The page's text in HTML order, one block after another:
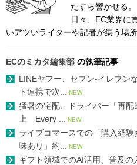
たすら響かせる。
日々、EC業界に
いアツいライターや記者が集う場所
ECのミカタ編集部 の執筆記事
LINEヤフー、セブン-イレブ
ト連携で次...
NEW!
猛暑の宅配、ドライバー「再
上 Every ...
NEW!
ライブコマースでの「購入経
味あり」約...
NEW!
ギフト領域でのAI活用、普及